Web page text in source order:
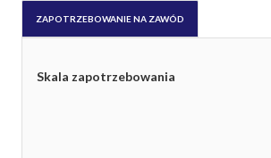
ZAPOTRZEBOWANIE NA ZAWÓD
Skala zapotrzebowania